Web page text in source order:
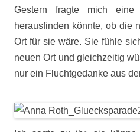
Gestern fragte mich
herausfinden könnte, ob die
Ort für sie wäre. Sie fühle
neuen Ort und gleichzeitig
nur ein Fluchtgedanke aus